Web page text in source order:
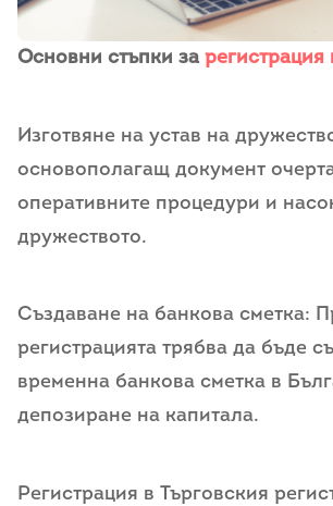
Основни стъпки за
Изготвяне на устав на
основополагащ документ
оперативните процедури и
дружеството.
Създаване на банкова сметка:
регистрацията трябва да бъде
временна банкова сметка в
депозиране на капитала.
Регистрация в Търговския